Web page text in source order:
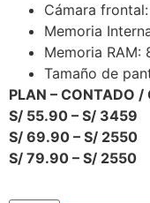
Cámara frontal:
Memoria
Memoria RAM:
Tamaño de
PLAN – CONTADO /
S/ 55.90 – S/ 3459
S/ 69.90 – S/ 2550
S/ 79.90 – S/ 2550